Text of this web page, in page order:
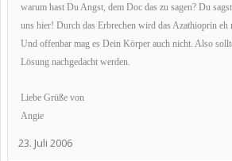
warum hast Du Angst, dem Doc das zu sagen? Du
uns hier! Durch das Erbrechen wird das Azathioprin
Und offenbar mag es Dein Körper auch nicht. Also
Lösung nachgedacht werden.
Liebe Grüße von
Angie
23. Juli 2006